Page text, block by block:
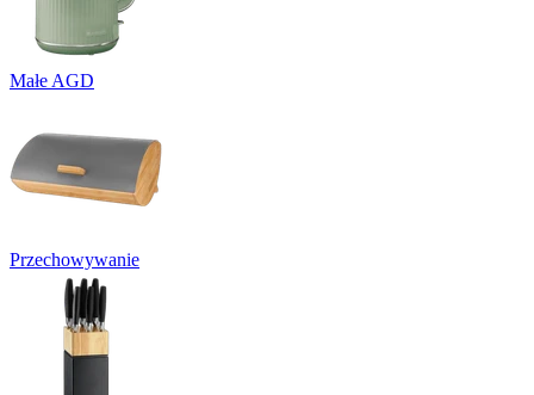
Małe AGD
Przechowywanie